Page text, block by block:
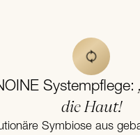
Systempflege:
die Haut!
Symbiose aus